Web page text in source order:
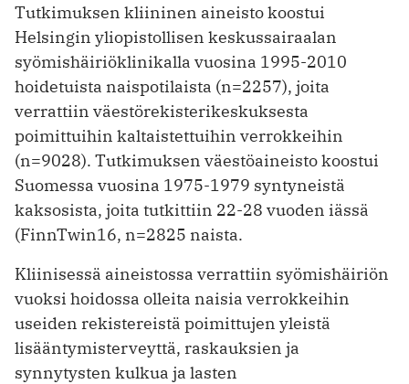
Tutkimuksen kliininen aineisto koostui
Helsingin yliopistollisen keskussairaalan
syömishäiriöklinikalla vuosina 1995-2010
hoidetuista naispotilaista (n=2257), joita
verrattiin väestörekisterikeskuksesta
poimittuihin kaltaistettuihin verrokkeihin
(n=9028). Tutkimuksen väestöaineisto koostui
Suomessa vuosina 1975-1979 syntyneistä
kaksosista, joita tutkittiin 22-28 vuoden iässä
(FinnTwin16, n=2825 naista.
Kliinisessä aineistossa verrattiin syömishäiriön
vuoksi hoidossa olleita naisia verrokkeihin
useiden rekistereistä poimittujen yleistä
lisääntymisterveyttä, raskauksien ja
synnytysten kulkua ja lasten